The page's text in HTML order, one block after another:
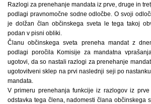
Razlogi za prenehanje mandata iz prve, druge in
podlagi pravnomočne sodne odločbe. O svoji
je dolžan član občinskega sveta le tega takoj
podan v pisni obliki.
Članu občinskega sveta preneha mandat z
podlagi poročila Komisije za mandatna
ugotovi, da so nastali razlogi za prenehanje
ugotovitveni sklep na prvi naslednji seji po
mandata.
V primeru prenehanja funkcije iz razlogov iz
odstavka tega člena, nadomesti člana občinskega